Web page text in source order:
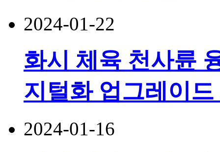
2024-01-22
화시 체육 천사륜
지털화 업그레이
2024-01-16